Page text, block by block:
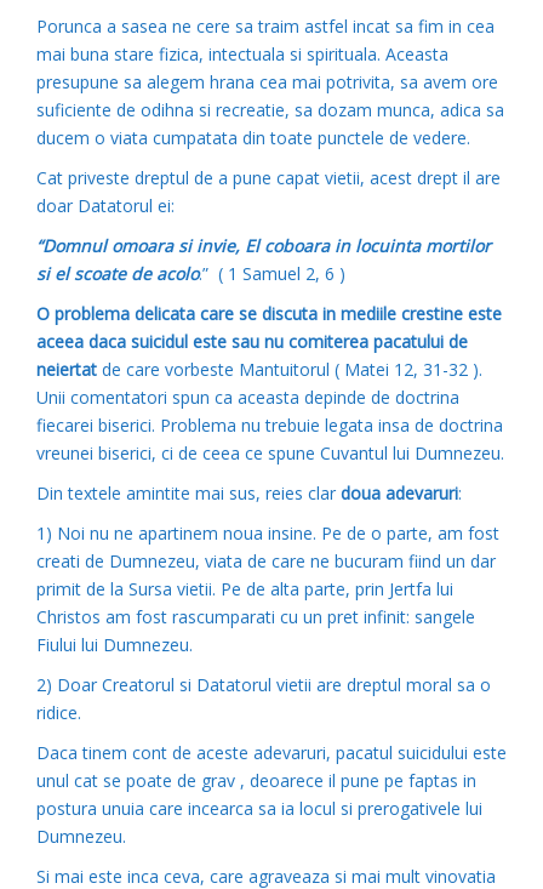
Porunca a sasea ne cere sa traim astfel incat sa fim in cea
mai buna stare fizica, intectuala si spirituala. Aceasta
presupune sa alegem hrana cea mai potrivita, sa avem ore
suficiente de odihna si recreatie, sa dozam munca, adica sa
ducem o viata cumpatata din toate punctele de vedere.
Cat priveste dreptul de a pune capat vietii, acest drept il are
doar Datatorul ei:
“Domnul omoara si invie, El coboara in locuinta mortilor
si el scoate de acolo.” ( 1 Samuel 2, 6 )
O problema delicata care se discuta in mediile crestine este
aceea daca suicidul este sau nu comiterea pacatului de
neiertat de care vorbeste Mantuitorul ( Matei 12, 31-32 ).
Unii comentatori spun ca aceasta depinde de doctrina
fiecarei biserici. Problema nu trebuie legata insa de doctrina
vreunei biserici, ci de ceea ce spune Cuvantul lui Dumnezeu.
Din textele amintite mai sus, reies clar doua adevaruri:
1) Noi nu ne apartinem noua insine. Pe de o parte, am fost
creati de Dumnezeu, viata de care ne bucuram fiind un dar
primit de la Sursa vietii. Pe de alta parte, prin Jertfa lui
Christos am fost rascumparati cu un pret infinit: sangele
Fiului lui Dumnezeu.
2) Doar Creatorul si Datatorul vietii are dreptul moral sa o
ridice.
Daca tinem cont de aceste adevaruri, pacatul suicidului este
unul cat se poate de grav , deoarece il pune pe faptas in
postura unuia care incearca sa ia locul si prerogativele lui
Dumnezeu.
Si mai este inca ceva, care agraveaza si mai mult vinovatia